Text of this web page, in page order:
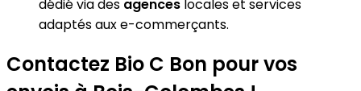
dédié via des agences locales et services
adaptés aux e-commerçants.
Contactez Bio C Bon pour vos